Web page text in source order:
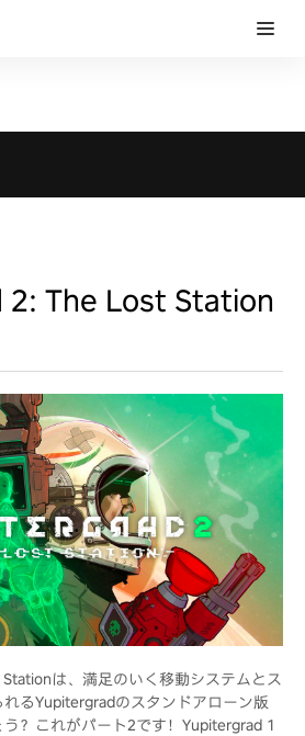
The Lost Station
は、満足のいく移動システムとス
るYupitergradのスタンドアローン版
？これがパート2です！Yupitergrad 1